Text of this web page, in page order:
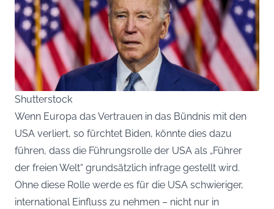
Shutterstock
Wenn Europa das Vertrauen in das Bündnis mit den
USA verliert, so fürchtet Biden, könnte dies dazu
führen, dass die Führungsrolle der USA als „Führer
der freien Welt“ grundsätzlich infrage gestellt wird.
Ohne diese Rolle werde es für die USA schwieriger,
international Einfluss zu nehmen – nicht nur in